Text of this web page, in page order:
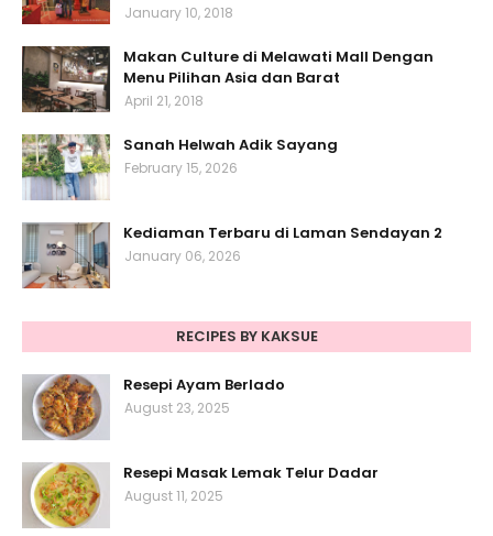
January 10, 2018
Makan Culture di Melawati Mall Dengan
Menu Pilihan Asia dan Barat
April 21, 2018
Sanah Helwah Adik Sayang
February 15, 2026
Kediaman Terbaru di Laman Sendayan 2
January 06, 2026
RECIPES BY KAKSUE
Resepi Ayam Berlado
August 23, 2025
Resepi Masak Lemak Telur Dadar
August 11, 2025